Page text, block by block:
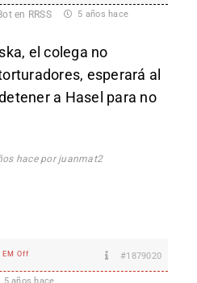
en RRSS 5 años hace
el colega no
esperará al
a Hasel para no
hace por juanmat2
EM Off #1879020